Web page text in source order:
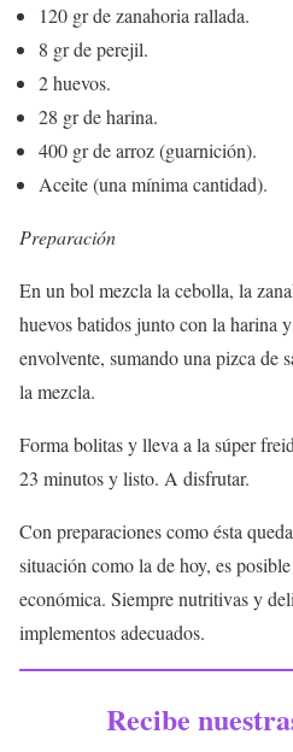
120 gr de zanahoria rallada.
8 gr de perejil.
2 huevos.
28 gr de harina.
400 gr de arroz (guarnición).
Aceite (una mínima cantidad).
Preparación
En un bol mezcla la cebolla, la
huevos batidos junto con la harina
envolvente, sumando una pizca de
la mezcla.
Forma bolitas y lleva a la súper
23 minutos y listo. A disfrutar.
Con preparaciones como ésta
situación como la de hoy, es
económica. Siempre nutritivas y
implementos adecuados.
Recibe